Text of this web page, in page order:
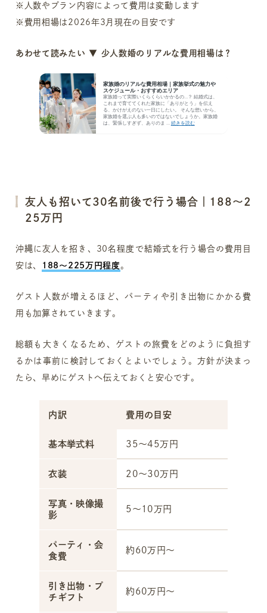
※人数やプラン内容によって費用は変動します
※費用相場は2026年3月現在の目安です
あわせて読みたい ▼ 少人数婚のリアルな費用相場は？
友人も招いて30名前後で行う場合｜188〜2
25万円
沖縄に友人を招き、30名程度で結婚式を行う場合の費用目
安は、
188～225万円程度 。
ゲスト人数が増えるほど、パーティや引き出物にかかる費
用も加算されていきます。
総額も大きくなるため、ゲストの旅費をどのように負担す
るかは事前に検討しておくとよいでしょう。方針が決まっ
たら、早めにゲストへ伝えておくと安心です。
内訳 費用の目安
基本挙式料 35～45万円
衣装 20～30万円
写真・映像撮
影
5～10万円
パーティ・会
食費
約60万円～
引き出物・プ
チギフト
約60万円～